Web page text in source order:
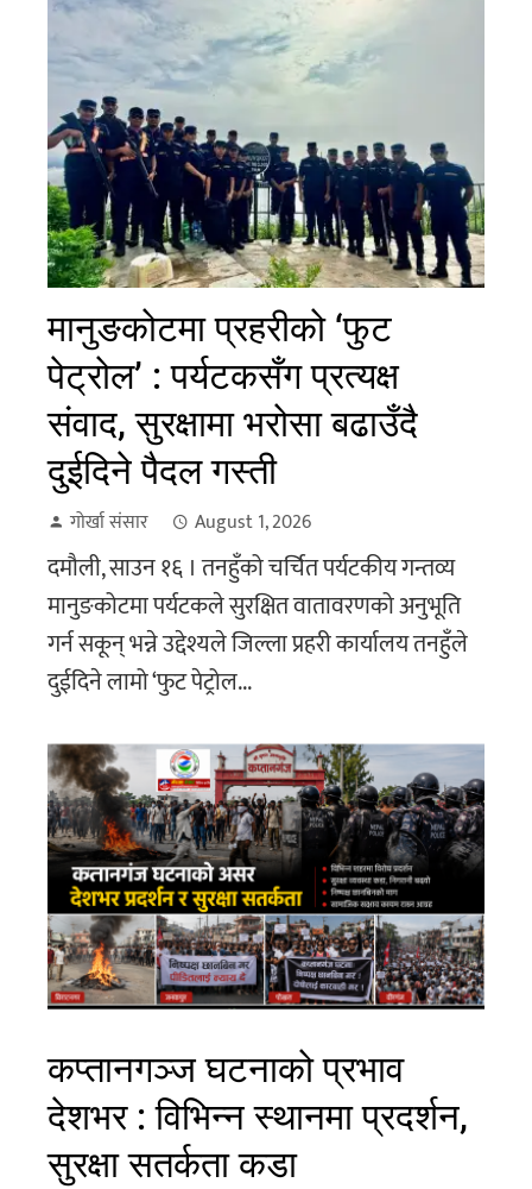
मानुङकोटमा प्रहरीको ‘फुट
पेट्रोल’ : पर्यटकसँग प्रत्यक्ष
संवाद, सुरक्षामा भरोसा बढाउँदै
दुईदिने पैदल गस्ती
गोर्खा संसार August 1, 2026
दमौली, साउन १६ । तनहुँको चर्चित पर्यटकीय गन्तव्य
मानुङकोटमा पर्यटकले सुरक्षित वातावरणको अनुभूति
गर्न सकून् भन्ने उद्देश्यले जिल्ला प्रहरी कार्यालय तनहुँले
दुईदिने लामो ‘फुट पेट्रोल...
कप्तानगञ्ज घटनाको प्रभाव
देशभर : विभिन्न स्थानमा प्रदर्शन,
सुरक्षा सतर्कता कडा